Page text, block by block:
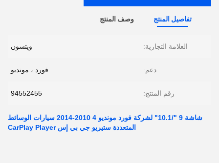
تفاصيل المنتج وصف المنتج
العلامة التجارية: ويتسون
دعم: فورد ، مونديو
رقم المنتج: 94552455
شاشة 9 "/10.1" لشركة فورد مونديو 4 2010-2014 سيارات الوسائط
المتعددة ستيريو جي بي إس CarPlay Player